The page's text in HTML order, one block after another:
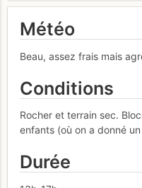
Météo
Beau, assez frais mais
Conditions
Rocher et terrain sec.
enfants (où on a donné
Durée